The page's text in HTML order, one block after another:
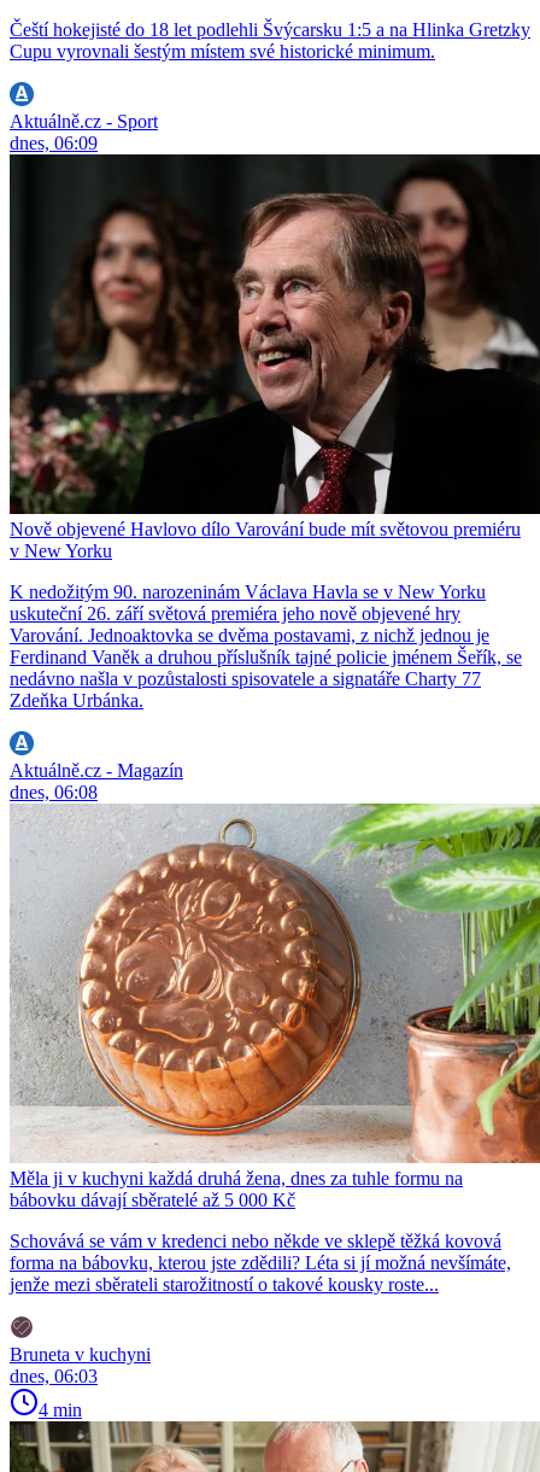
Čeští hokejisté do 18 let podlehli Švýcarsku 1:5 a na Hlinka Gretzky
Cupu vyrovnali šestým místem své historické minimum.
Aktuálně.cz - Sport
dnes, 06:09
Nově objevené Havlovo dílo Varování bude mít světovou premiéru
v New Yorku
K nedožitým 90. narozeninám Václava Havla se v New Yorku
uskuteční 26. září světová premiéra jeho nově objevené hry
Varování. Jednoaktovka se dvěma postavami, z nichž jednou je
Ferdinand Vaněk a druhou příslušník tajné policie jménem Šeřík, se
nedávno našla v pozůstalosti spisovatele a signatáře Charty 77
Zdeňka Urbánka.
Aktuálně.cz - Magazín
dnes, 06:08
Měla ji v kuchyni každá druhá žena, dnes za tuhle formu na
bábovku dávají sběratelé až 5 000 Kč
Schovává se vám v kredenci nebo někde ve sklepě těžká kovová
forma na bábovku, kterou jste zdědili? Léta si jí možná nevšímáte,
jenže mezi sběrateli starožitností o takové kousky roste...
Bruneta v kuchyni
dnes, 06:03
4 min